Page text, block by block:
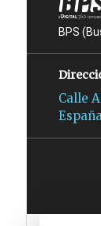
BPS
Calle
España